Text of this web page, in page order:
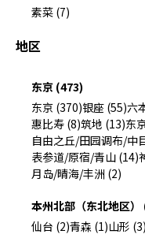
素菜 (7)
地区
东京 (473)
东京 (370)银座 (55)六
惠比寿 (8)筑地 (13)东
自由之丘/田园调布/中
表参道/原宿/青山 (14)
月岛/晴海/丰洲 (2)
本州北部（东北地区）
仙台 (2)青森 (1)山形 (3)